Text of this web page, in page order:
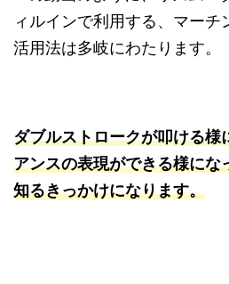
ィルインで利用する、マーチ
活用法は多岐にわたります。
ダブルストロークが叩ける様
アンスの表現ができる様にな
知るきっかけになります。